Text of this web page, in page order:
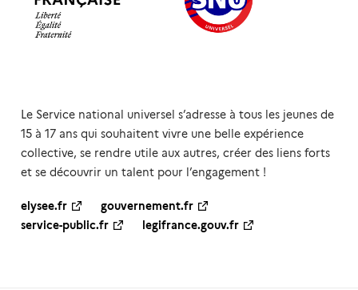
Le Service national universel s’adresse à tous les jeunes de
15 à 17 ans qui souhaitent vivre une belle expérience
collective, se rendre utile aux autres, créer des liens forts
et se découvrir un talent pour l’engagement !
elysee.fr
gouvernement.fr
service-public.fr
legifrance.gouv.fr